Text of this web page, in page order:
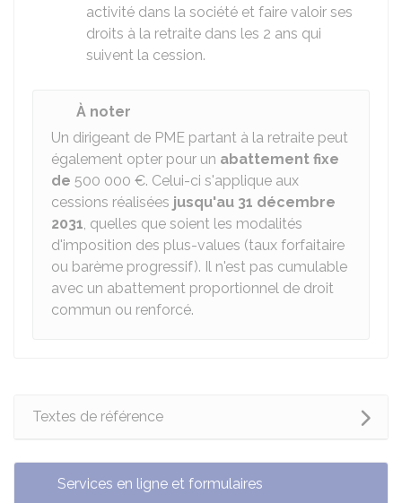
activité dans la société et faire valoir ses
droits à la retraite dans les 2 ans qui
suivent la cession.
À noter
Un dirigeant de PME partant à la retraite peut
également opter pour un abattement fixe
de 500 000 €. Celui-ci s'applique aux
cessions réalisées jusqu'au 31 décembre
2031, quelles que soient les modalités
d'imposition des plus-values (taux forfaitaire
ou barème progressif). Il n'est pas cumulable
avec un abattement proportionnel de droit
commun ou renforcé.
Textes de référence
Services en ligne et formulaires